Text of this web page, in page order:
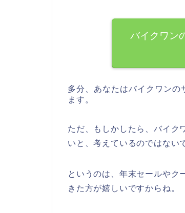
バイクワン
多分、あなたはバイクワンの
ます。
ただ、もしかしたら、バイク
いと、考えているのではない
というのは、年末セールやク
きた方が嬉しいですからね。